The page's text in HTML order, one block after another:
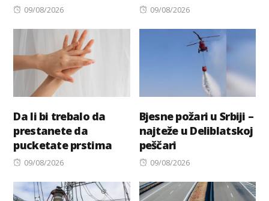
Posted
09/08/2026
Posted
09/08/2026
Da li bi trebalo da
prestanete da
pucketate prstima
Posted
09/08/2026
Bjesne požari u Srbiji –
najteže u Deliblatskoj
peščari
Posted
09/08/2026